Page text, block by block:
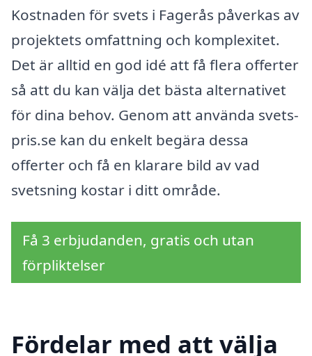
Kostnaden för svets i Fagerås påverkas av
projektets omfattning och komplexitet.
Det är alltid en god idé att få flera offerter
så att du kan välja det bästa alternativet
för dina behov. Genom att använda svets-
pris.se kan du enkelt begära dessa
offerter och få en klarare bild av vad
svetsning kostar i ditt område.
Få 3 erbjudanden, gratis och utan
förpliktelser
Fördelar med att välja